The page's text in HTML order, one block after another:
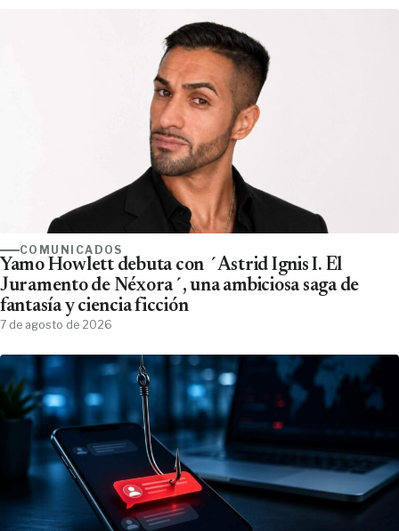
COMUNICADOS
Yamo Howlett debuta con ´Astrid Ignis I. El
Juramento de Néxora´, una ambiciosa saga de
fantasía y ciencia ficción
7 de agosto de 2026